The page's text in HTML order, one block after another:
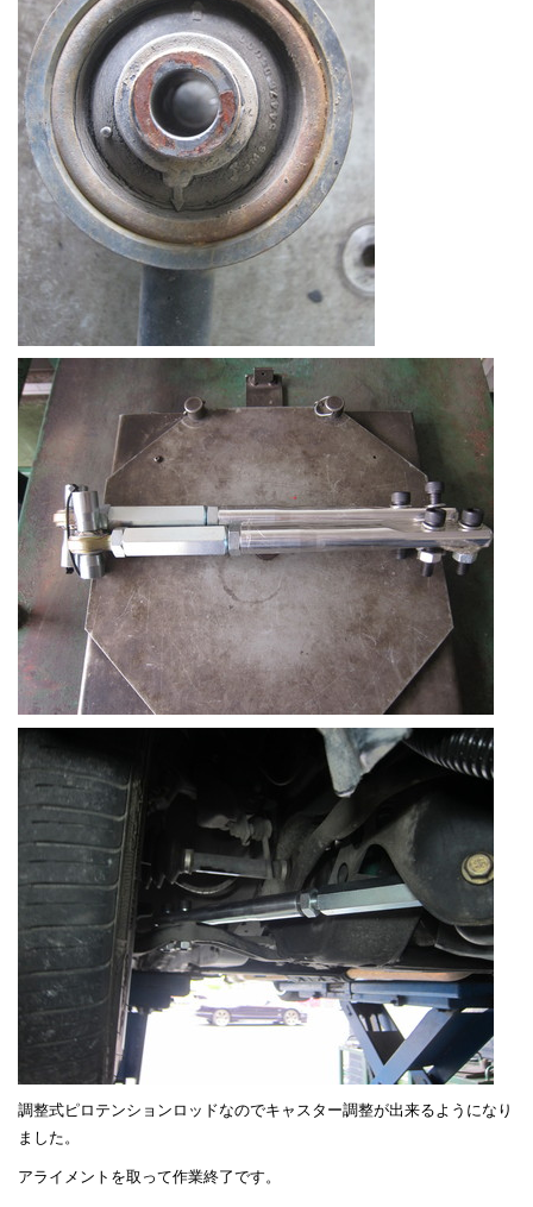
調整式ピロテンションロッドなのでキャスター調整が出来るようになり
ました。
アライメントを取って作業終了です。